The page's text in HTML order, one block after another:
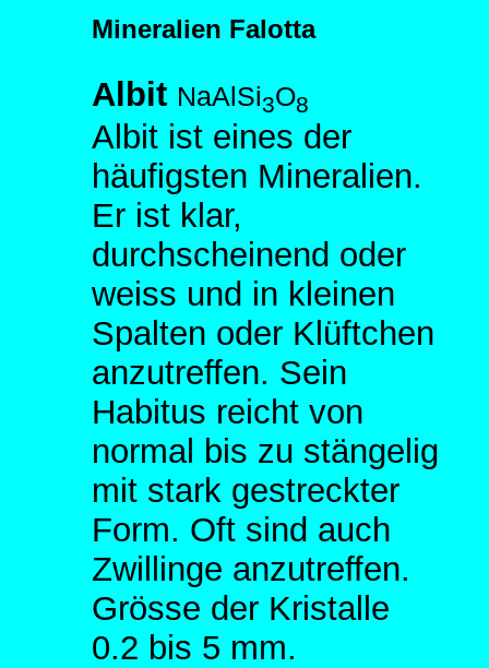
Mineralien Falotta
Albit NaAlSi3O8
Albit ist eines der
häufigsten Mineralien.
Er ist klar,
durchscheinend oder
weiss und in kleinen
Spalten oder Klüftchen
anzutreffen. Sein
Habitus reicht von
normal bis zu stängelig
mit stark gestreckter
Form. Oft sind auch
Zwillinge anzutreffen.
Grösse der Kristalle
0.2 bis 5 mm.